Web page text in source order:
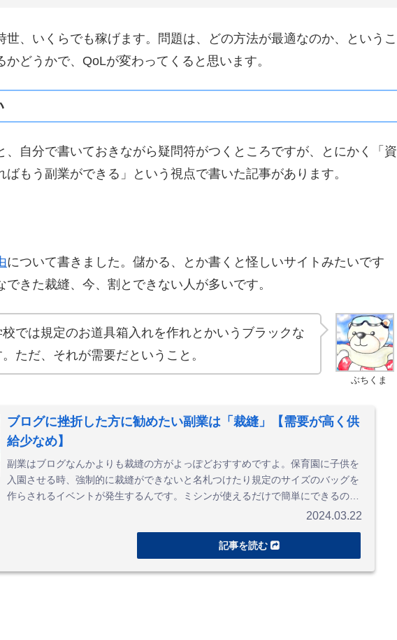
、いくらでも稼げます。問題は、どの方法が最適なのか、というこ
どうかで、QoLが変わってくると思います。
、自分で書いておきながら疑問符がつくところですが、とにかく「資
もう副業ができる」という視点で書いた記事があります。
について書きました。儲かる、とか書くと怪しいサイトみたいです
きた裁縫、今、割とできない人が多いです。
ぶちくま
では規定のお道具箱入れを作れとかいうブラックな
ただ、それが需要だということ。
ブログに挫折した方に勧めたい副業は「裁縫」【需要が高く供
給少なめ】
副業はブログなんかよりも裁縫の方がよっぽどおすすめですよ。保育園に子供を
入園させる時、強制的に裁縫ができないと名札つけたり規定のサイズのバッグを
作らされるイベントが発生するんです。ミシンが使えるだけで簡単にできるのだ
けど、みんなミシンが使えるわけじゃないですよね。つまり、副業チャンスとい
2024.03.22